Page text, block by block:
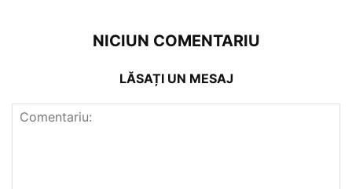
NICIUN COMENTARIU
LĂSAȚI UN MESAJ